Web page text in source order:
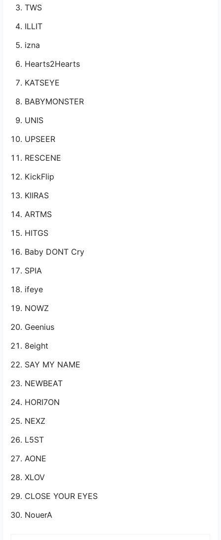
TWS
ILLIT
izna
Hearts2Hearts
KATSEYE
BABYMONSTER
UNIS
UPSEER
RESCENE
KickFlip
KIIRAS
ARTMS
HITGS
Baby DONT Cry
SPIA
ifeye
NOWZ
Geenius
8eight
SAY MY NAME
NEWBEAT
HORI7ON
NEXZ
L5ST
AONE
XLOV
CLOSE YOUR EYES
NouerA